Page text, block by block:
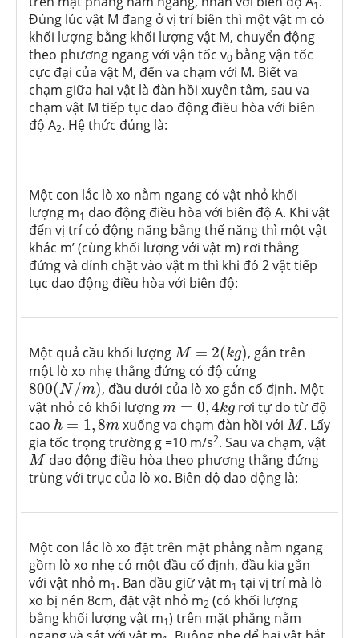
1
Đúng lúc vật M đang ở vị trí biên thì một vật m có
khối lượng bằng khối lượng vật M, chuyển động
theo phương ngang với vận tốc v0 bằng vận tốc
cực đại của vật M, đến va chạm với M. Biết va
chạm giữa hai vật là đàn hồi xuyên tâm, sau va
chạm vật M tiếp tục dao động điều hòa với biên
độ A2. Hệ thức đúng là:
Một con lắc lò xo nằm ngang có vật nhỏ khối
lượng m1 dao động điều hòa với biên độ A. Khi vật
đến vị trí có động năng bằng thế năng thì một vật
khác m’ (cùng khối lượng với vật m) rơi thẳng
đứng và dính chặt vào vật m thì khi đó 2 vật tiếp
tục dao động điều hòa với biên độ:
Một quả cầu khối lượng M = 2(kg)
M= kg)
, gắn trên
một lò xo nhẹ thẳng đứng có độ cứng
800(N /m)
800(N/m) , đầu dưới của lò xo gắn cố định. Một
vật nhỏ có khối lượng m = 0,4kg
m=0,4kg
rơi tự do từ độ
cao h = 1,8m
h=1,8 m xuống va chạm đàn hồi với M
M. Lấy
gia tốc trọng trường g =10 m/s2. Sau va chạm, vật
M
Mdao động điều hòa theo phương thẳng đứng
trùng với trục của lò xo. Biên độ dao động là:
Một con lắc lò xo đặt trên mặt phẳng nằm ngang
gồm lò xo nhẹ có một đầu cố định, đầu kia gắn
với vật nhỏ m1. Ban đầu giữ vật m1 tại vị trí mà lò
xo bị nén 8cm, đặt vật nhỏ m2 (có khối lượng
bằng khối lượng vật m1) trên mặt phẳng nằm